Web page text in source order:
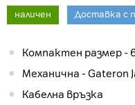
наличен Доставка с
Компактен размер -
Механична - Gateron
Кабелна връзка